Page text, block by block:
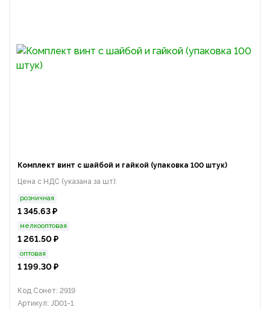
Комплект винт с шайбой и гайкой (упаковка 100 штук)
Цена с НДС (указана за шт):
розничная
1 345.63 ₽
мелкооптовая
1 261.50 ₽
оптовая
1 199.30 ₽
Код Сонет: 2919
Артикул: JD01-1